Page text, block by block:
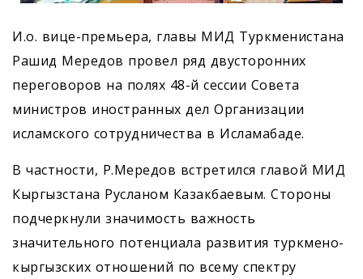
И.о. вице-премьера, главы МИД Туркменистана
Рашид Мередов провел ряд двусторонних
переговоров на полях 48-й сессии Совета
министров иностранных дел Организации
исламского сотрудничества в Исламабаде.
В частности, Р.Мередов встретился главой МИД
Кыргызстана Русланом Казакбаевым. Стороны
подчеркнули значимость важность
значительного потенциала развития туркмено-
кыргызских отношений по всему спектру